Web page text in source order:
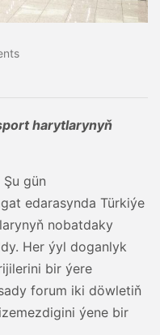
harytlarynyň
Şu gün
edarasynda Türkiýe
nobatdaky
Her ýyl doganlyk
bir ýere
forum iki döwletiň
ýene bir